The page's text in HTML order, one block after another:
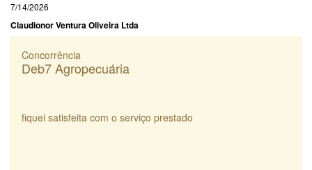
7/14/2026
Claudionor Ventura Oliveira Ltda
Concorrência
Deb7 Agropecuária
fiquei satisfeita com o serviço prestado